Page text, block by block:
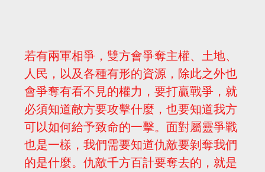
若有兩軍相爭，雙方會爭奪主權、土地、
人民，以及各種有形的資源，除此之外也
會爭奪有看不見的權力，要打贏戰爭，就
必須知道敵方要攻擊什麼，也要知道我方
可以如何給予致命的一擊。面對屬靈爭戰
也是一樣，我們需要知道仇敵要剝奪我們
的是什麼。仇敵千方百計要奪去的，就是